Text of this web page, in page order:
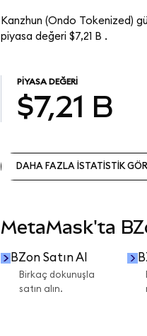
Kanzhun (Ondo Tokenized)
piyasa değeri $7,21 B .
PIYASA DEĞERI
$7,21 B
DAHA FAZLA İSTATİSTİK GÖR
MetaMask'ta
BZon Satın Al
Birkaç dokunuşla
satın alın.